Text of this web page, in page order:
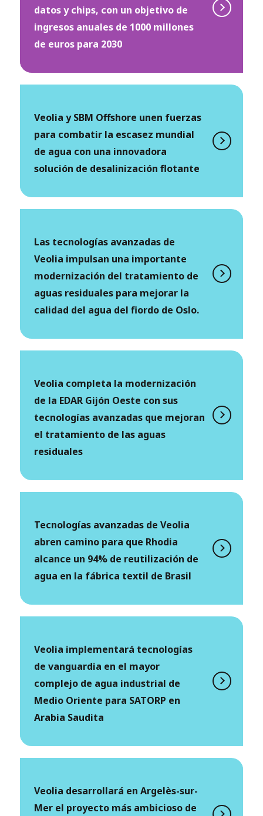
datos y chips, con un objetivo de
ingresos anuales de 1000 millones
de euros para 2030
Veolia y SBM Offshore unen fuerzas
para combatir la escasez mundial
de agua con una innovadora
solución de desalinización flotante
Las tecnologías avanzadas de
Veolia impulsan una importante
modernización del tratamiento de
aguas residuales para mejorar la
calidad del agua del fiordo de Oslo.
Veolia completa la modernización
de la EDAR Gijón Oeste con sus
tecnologías avanzadas que mejoran
el tratamiento de las aguas
residuales
Tecnologías avanzadas de Veolia
abren camino para que Rhodia
alcance un 94% de reutilización de
agua en la fábrica textil de Brasil
Veolia implementará tecnologías
de vanguardia en el mayor
complejo de agua industrial de
Medio Oriente para SATORP en
Arabia Saudita
Veolia desarrollará en Argelès-sur-
Mer el proyecto más ambicioso de